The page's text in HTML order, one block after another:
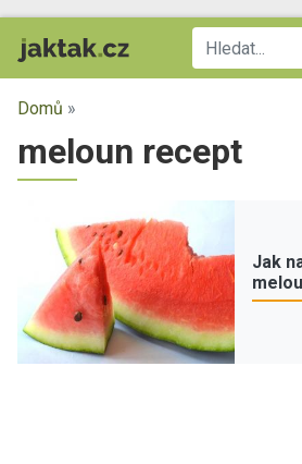
Domů »
meloun recept
Jak